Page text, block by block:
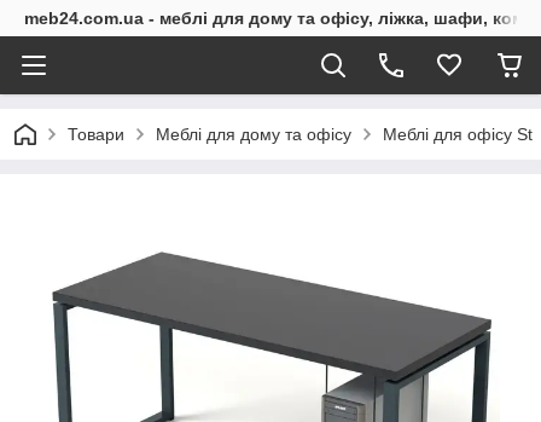
meb24.com.ua - меблі для дому та офісу, ліжка, шафи,
Товари Меблі для дому та офісу Меблі для офісу St